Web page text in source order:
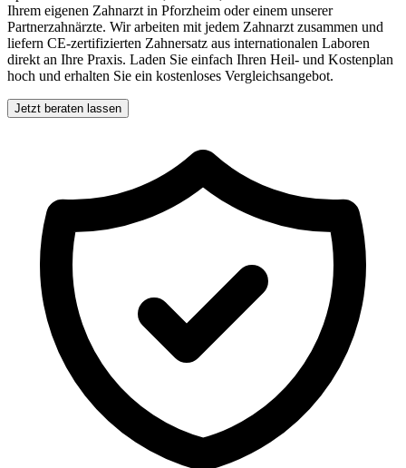
Ihrem eigenen Zahnarzt in Pforzheim oder einem unserer
Partnerzahnärzte. Wir arbeiten mit jedem Zahnarzt zusammen und
liefern CE-zertifizierten Zahnersatz aus internationalen Laboren
direkt an Ihre Praxis. Laden Sie einfach Ihren Heil- und Kostenplan
hoch und erhalten Sie ein kostenloses Vergleichsangebot.
Jetzt beraten lassen